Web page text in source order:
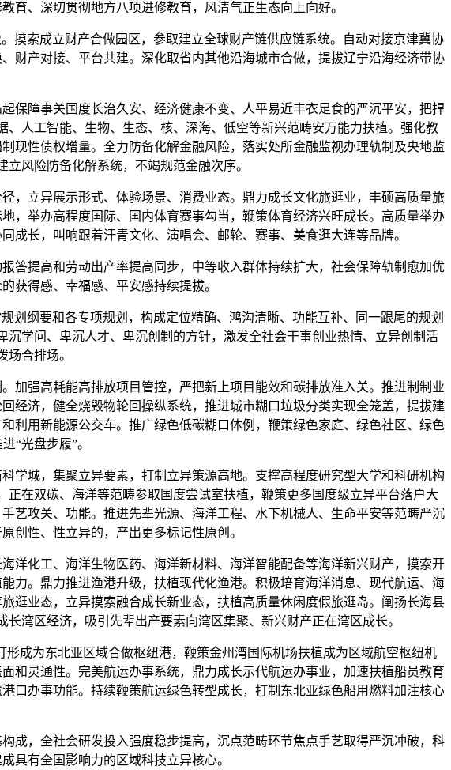
育、深切贯彻地方八项进修教育，风清气正生态向上向好。
索成立财产合做园区，参取建立全球财产链供应链系统。自动对接京津冀协
财产对接、平台共建。深化取省内其他沿海城市合做，提拔辽宁沿海经济带协
障事关国度长治久安、经济健康不变、人平易近丰衣足食的严沉平安，把捍
人工智能、生物、生态、核、深海、低空等新兴范畴安万能力扶植。强化教
现性债权增量。全力防备化解金融风险，落实处所金融监视办理轨制及央地监
风险防备化解系统，不竭规范金融次序。
立异展示形式、体验场景、消费业态。鼎力成长文化旅逛业，丰硕高质量旅
，举办高程度国际、国内体育赛事勾当，鞭策体育经济兴旺成长。高质量举办
长，叫响跟着汗青文化、演唱会、邮轮、赛事、美食逛大连等品牌。
提高和劳动出产率提高同步，中等收入群体持续扩大，社会保障轨制愈加优
获得感、幸福感、平安感持续提拔。
纲要和各专项规划，构成定位精确、鸿沟清晰、功能互补、同一跟尾的规划
学问、卑沉人才、卑沉创制的方针，激发全社会干事创业热情、立异创制活
场合排场。
强高耗能高排放项目管控，严把新上项目能效和碳排放准入关。推进制制业
经济，健全烧毁物轮回操纵系统，推进城市糊口垃圾分类实现全笼盖，提拔建
利用新能源公交车。推广绿色低碳糊口体例，鞭策绿色家庭、绿色社区、绿色
“光盘步履”。
城，集聚立异要素，打制立异策源高地。支撑高程度研究型大学和科研机构
在双碳、海洋等范畴参取国度尝试室扶植，鞭策更多国度级立异平台落户大
艺攻关、功能。推进先辈光源、海洋工程、水下机械人、生命平安等范畴严沉
创性、性立异的，产出更多标记性原创。
化工、海洋生物医药、海洋新材料、海洋智能配备等海洋新兴财产，摸索开
力。鼎力推进渔港升级，扶植现代化渔港。积极培育海洋消息、现代航运、海
逛业态，立异摸索融合成长新业态，扶植高质量休闲度假旅逛岛。阐扬长海县
湾区经济，吸引先辈出产要素向湾区集聚、新兴财产正在湾区成长。
成为东北亚区域合做枢纽港，鞭策金州湾国际机场扶植成为区域航空枢纽机
和灵通性。完美航运办事系统，鼎力成长示代航运办事业，加速扶植船员教育
口办事功能。持续鞭策航运绿色转型成长，打制东北亚绿色船用燃料加注核心
，全社会研发投入强度稳步提高，沉点范畴环节焦点手艺取得严沉冲破，科
具有全国影响力的区域科技立异核心。